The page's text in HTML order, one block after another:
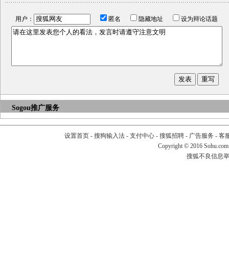
用户： 匿名 隐藏地址 设为辩论话题
Sogou推广服务
设置首页- 搜狗输入法- 支付中心- 搜狐招聘- 广告服务 - 客
Copyright © 2016
搜狐不良信息